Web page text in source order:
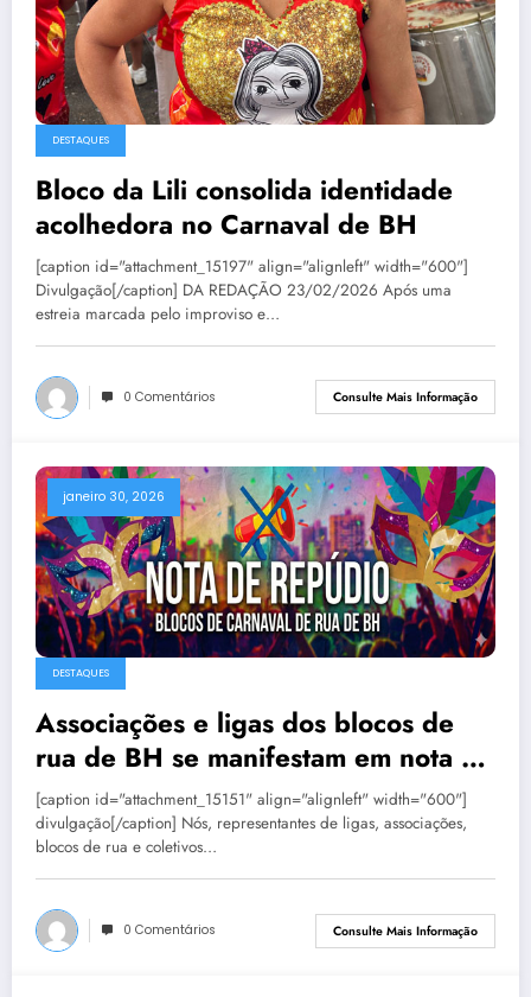
DESTAQUES
Bloco da Lili consolida identidade
acolhedora no Carnaval de BH
[caption id="attachment_15197" align="alignleft" width="600"]
Divulgação[/caption] DA REDAÇÃO 23/02/2026 Após uma
estreia marcada pelo improviso e…
0 Comentários Consulte Mais Informação
janeiro 30, 2026
DESTAQUES
Associações e ligas dos blocos de
rua de BH se manifestam em nota de
repúdio
[caption id="attachment_15151" align="alignleft" width="600"]
divulgação[/caption] Nós, representantes de ligas, associações,
blocos de rua e coletivos…
0 Comentários Consulte Mais Informação